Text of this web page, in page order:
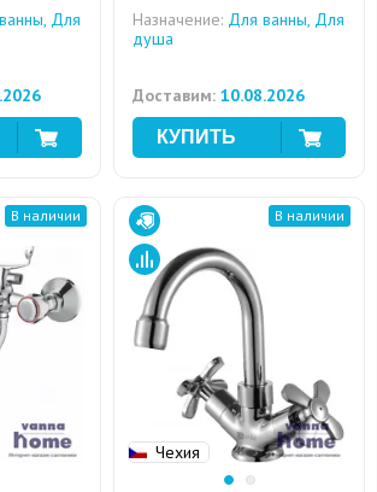
Для
Назначение: Для ванны, Для
душа
Доставим: 10.08.2026
В наличии
Чехия
В наличии